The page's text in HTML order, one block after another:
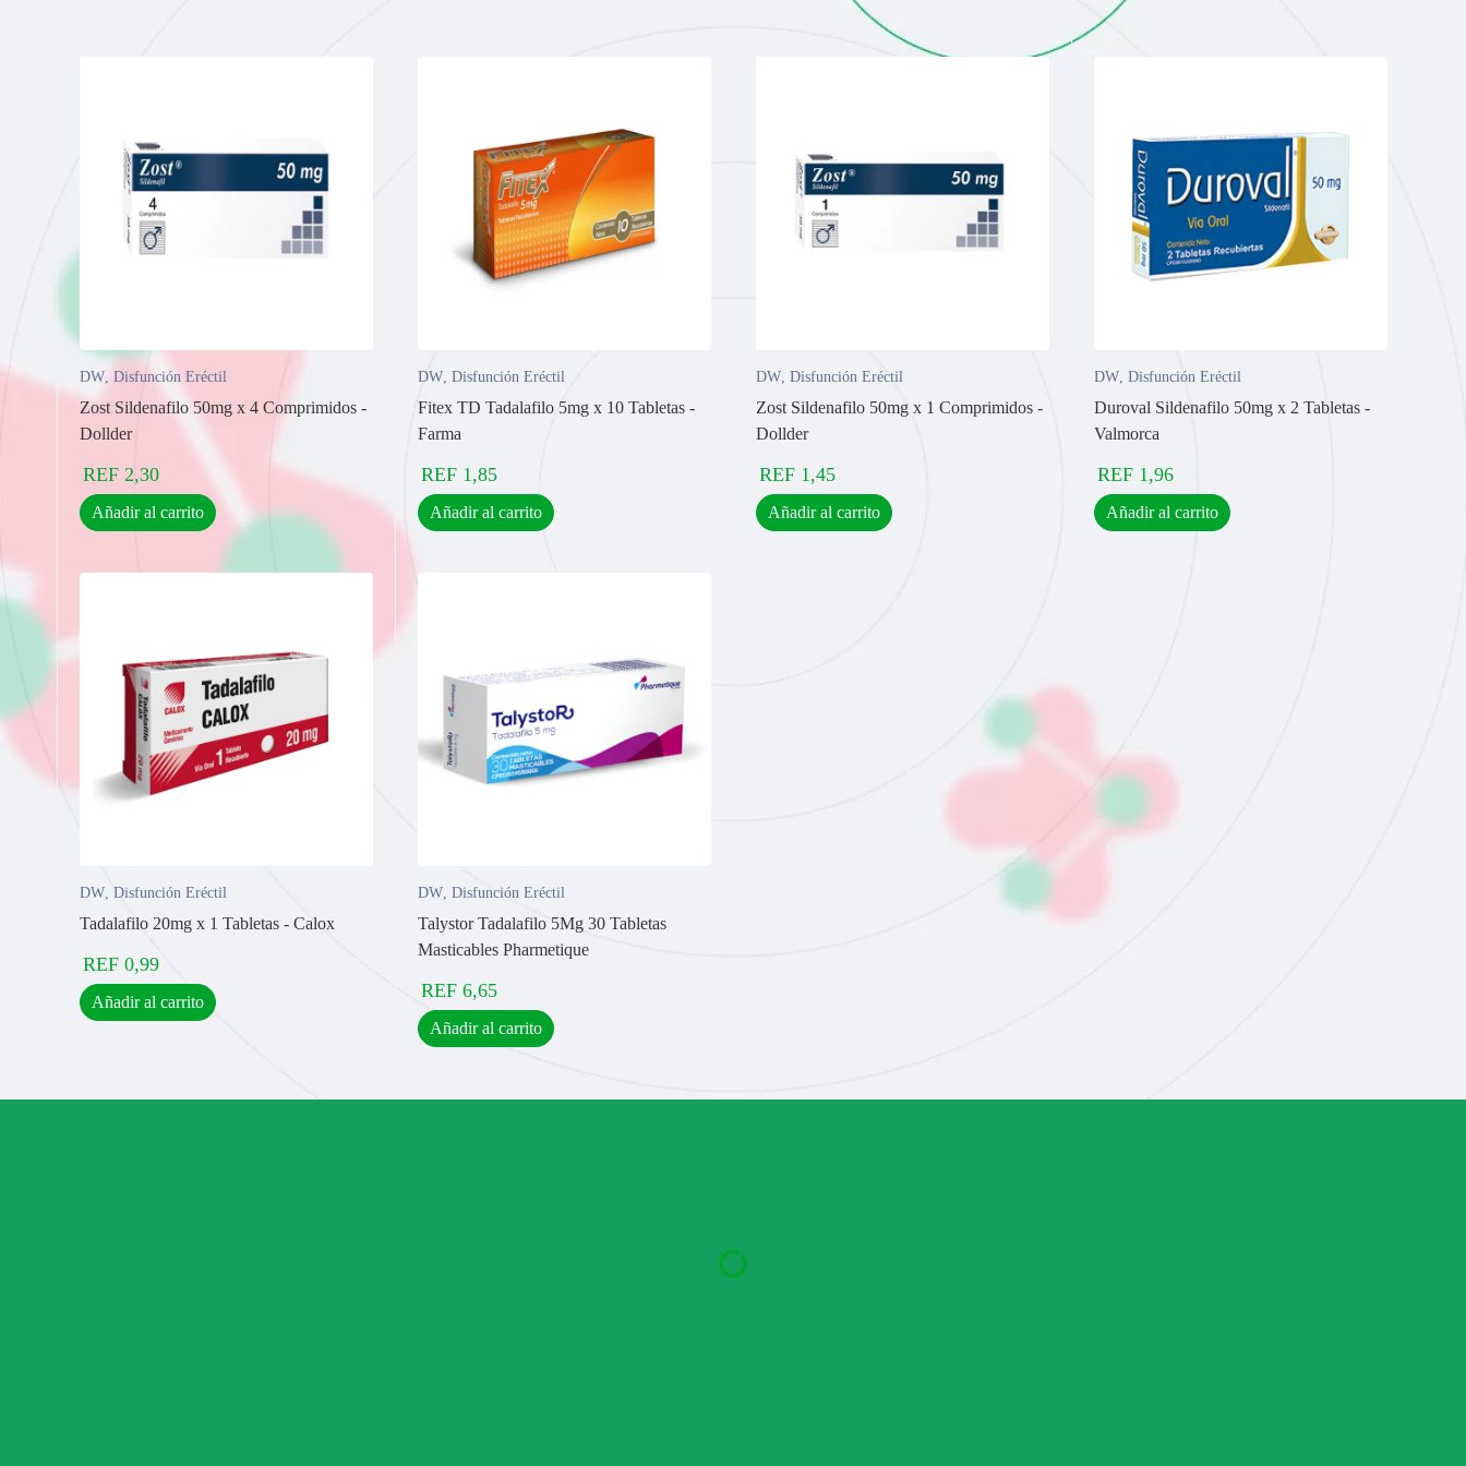
DW, Disfunción Eréctil
Zost Sildenafilo 50mg x 4 Comprimidos -
Dollder
REF 2,30
Añadir al carrito
DW, Disfunción Eréctil
Fitex TD Tadalafilo 5mg x 10 Tabletas -
Farma
REF 1,85
Añadir al carrito
DW, Disfunción Eréctil
Zost Sildenafilo 50mg x 1 Comprimidos -
Dollder
REF 1,45
Añadir al carrito
DW, Disfunción Eréctil
Duroval Sildenafilo 50mg x 2 Tabletas -
Valmorca
REF 1,96
Añadir al carrito
DW, Disfunción Eréctil
Tadalafilo 20mg x 1 Tabletas - Calox
REF 0,99
Añadir al carrito
DW, Disfunción Eréctil
Talystor Tadalafilo 5Mg 30 Tabletas
Masticables Pharmetique
REF 6,65
Añadir al carrito